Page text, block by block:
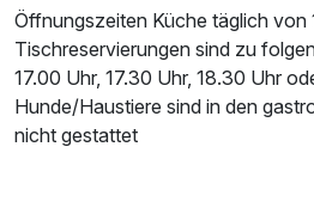
Öffnungszeiten Küche täglich von
Tischreservierungen sind zu
17.00 Uhr, 17.30 Uhr, 18.30 Uhr
Hunde/Haustiere sind in den
nicht gestattet